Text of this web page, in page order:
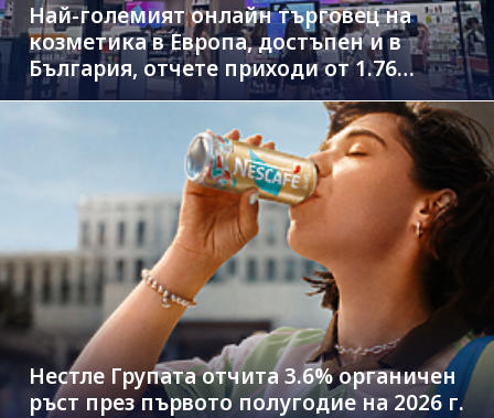
Най-големият онлайн търговец на
козметика в Европа, достъпен и в
България, отчете приходи от 1.76
млрд. евро
Нестле Групата отчита 3.6% органичен
ръст през първото полугодие на 2026 г.